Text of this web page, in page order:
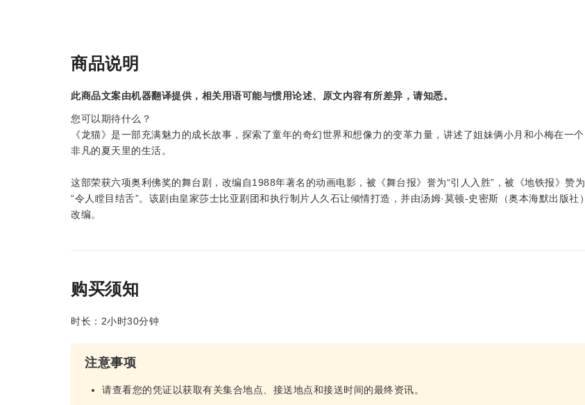
商品说明
此商品文案由机器翻译提供，相关用语可能与惯用论述、原文内容有所差异，请知悉。
您可以期待什么？
《龙猫》是一部充满魅力的成长故事，探索了童年的奇幻世界和想像力的变革力量，讲述了姐妹俩小月和小梅在一个
非凡的夏天里的生活。
这部荣获六项奥利佛奖的舞台剧，改编自1988年著名的动画电影，被《舞台报》誉为“引人入胜”，被《地铁报》赞为
“令人瞠目结舌”。该剧由皇家莎士比亚剧团和执行制片人久石让倾情打造，并由汤姆·莫顿-史密斯（奥本海默出版社）
改编。
购买须知
时长：2小时30分钟
注意事项
请查看您的凭证以获取有关集合地点、接送地点和接送时间的最终资讯。